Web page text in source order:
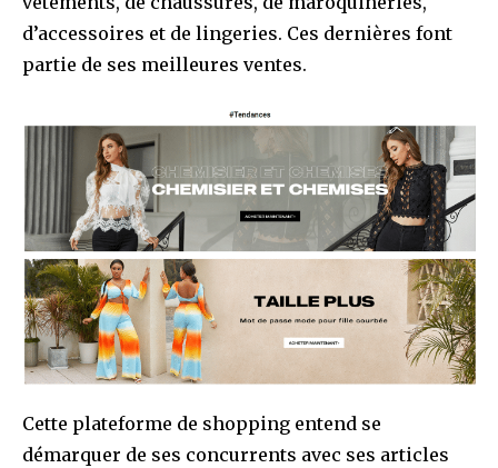
d’accessoires et de lingeries. Ces dernières font
partie de ses meilleures ventes.
Cette plateforme de shopping entend se
démarquer de ses concurrents avec ses articles